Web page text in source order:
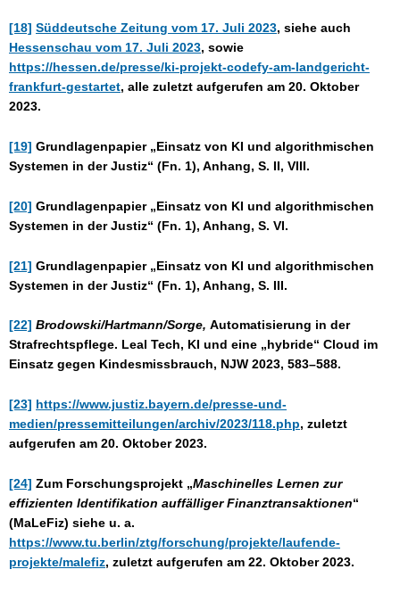
[18] Süddeutsche Zeitung vom 17. Juli 2023, siehe auch
Hessenschau vom 17. Juli 2023, sowie
https://hessen.de/presse/ki-projekt-codefy-am-landgericht-
frankfurt-gestartet, alle zuletzt aufgerufen am 20. Oktober
2023.
[19] Grundlagenpapier „Einsatz von KI und algorithmischen
Systemen in der Justiz“ (Fn. 1), Anhang, S. II, VIII.
[20] Grundlagenpapier „Einsatz von KI und algorithmischen
Systemen in der Justiz“ (Fn. 1), Anhang, S. VI.
[21] Grundlagenpapier „Einsatz von KI und algorithmischen
Systemen in der Justiz“ (Fn. 1), Anhang, S. III.
[22] Brodowski/Hartmann/Sorge, Automatisierung in der
Strafrechtspflege. Leal Tech, KI und eine „hybride“ Cloud im
Einsatz gegen Kindesmissbrauch, NJW 2023, 583–588.
[23] https://www.justiz.bayern.de/presse-und-
medien/pressemitteilungen/archiv/2023/118.php, zuletzt
aufgerufen am 20. Oktober 2023.
[24] Zum Forschungsprojekt „Maschinelles Lernen zur
effizienten Identifikation auffälliger Finanztransaktionen“
(MaLeFiz) siehe u. a.
https://www.tu.berlin/ztg/forschung/projekte/laufende-
projekte/malefiz, zuletzt aufgerufen am 22. Oktober 2023.